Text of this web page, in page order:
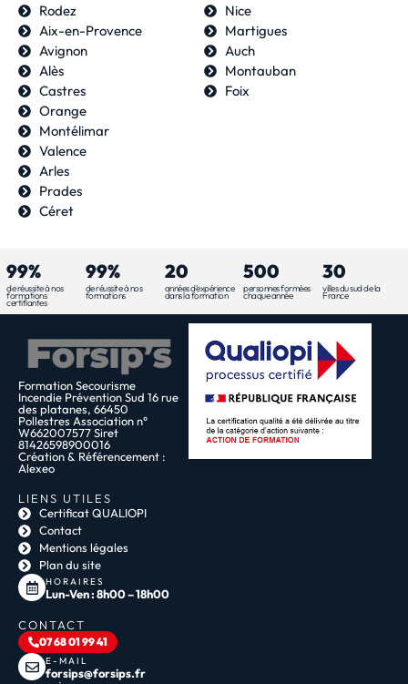
Rodez
Aix-en-Provence
Avignon
Alès
Castres
Nice
Martigues
Auch
Montauban
Foix
Orange
Montélimar
Valence
Arles
Prades
Céret
99%
de réussite à nos
formations
certifiantes
99%
de réussite à nos
formations
20
années d'expérience
dans la formation
500
personnes formées
chaque année
30
villes du sud de la
France
Formation Secourisme
Incendie Prévention Sud 16 rue
des platanes, 66450
Pollestres Association n°
W662007577 Siret
81426598900016
Création & Référencement :
Alexeo
LIENS UTILES
Certificat QUALIOPI
Contact
Mentions légales
Plan du site
HORAIRES
Lun-Ven : 8h00 – 18h00
CONTACT
07 68 01 99 41
E-MAIL
forsips@forsips.fr